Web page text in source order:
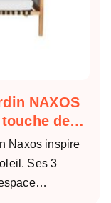
NAXOS
touche de…
Naxos inspire
Ses 3